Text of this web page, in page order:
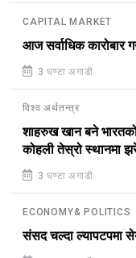
CAPITAL MARKET
आज सर्वाधिक कारोबार
3 घण्टा अगाडी
विश्व अर्थतन्त्र
शाहरुख खान बने भारतको
कोहली तेस्रो स्थानमा
3 घण्टा अगाडी
ECONOMY& POLITICS
संसद चल्दा ल्यापटपमा